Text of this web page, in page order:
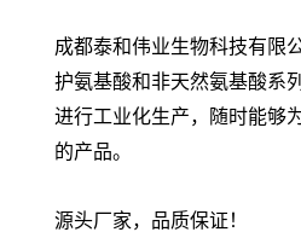
成都泰和伟业生物科技有限
护氨基酸和非天然氨基酸系
进行工业化生产，随时能够
的产品。
源头厂家，品质保证！